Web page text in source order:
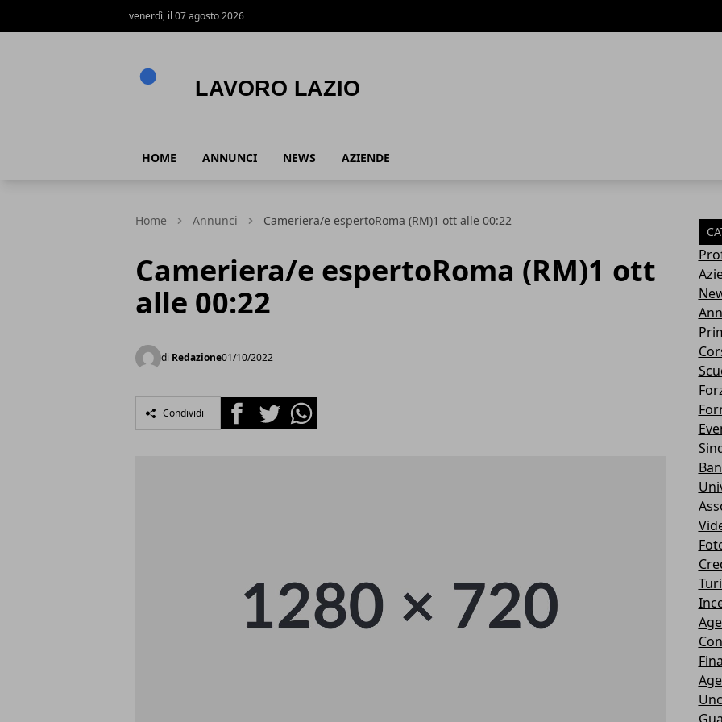
venerdì, il 07 agosto 2026
HOME ANNUNCI NEWS AZIENDE
Home Annunci Cameriera/e espertoRoma (RM)1 ott alle 00:22
Cameriera/e espertoRoma (RM)1 ott
alle 00:22
di Redazione01/10/2022
Condividi FacebookTwitterWhatsapp